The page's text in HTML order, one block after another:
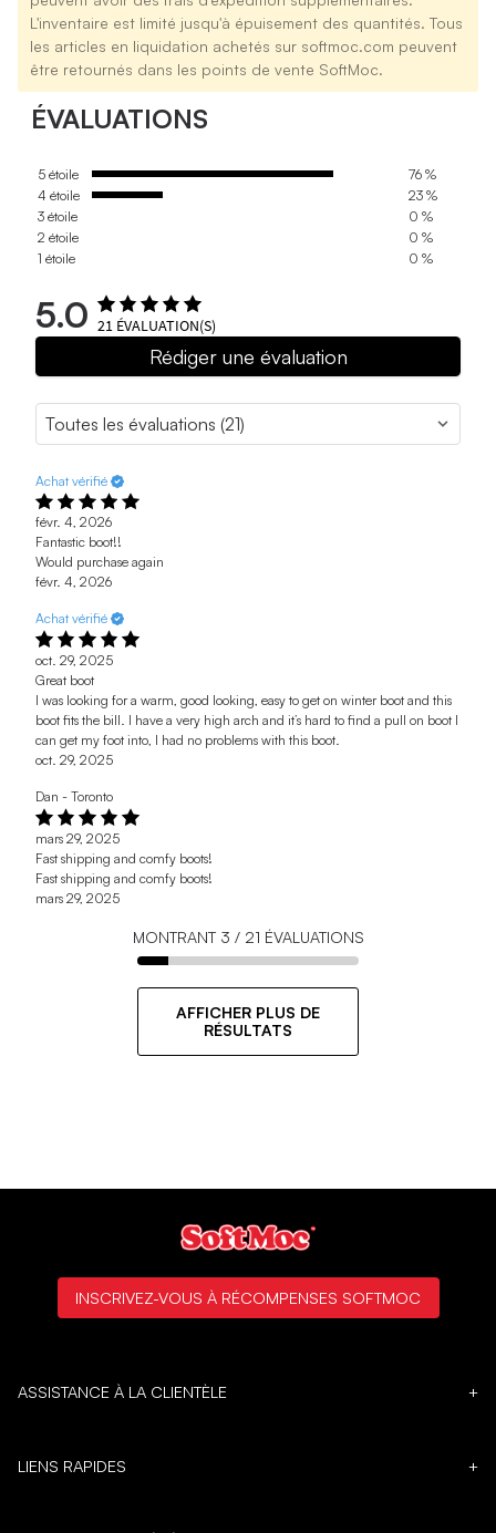
L'inventaire est limité jusqu'à épuisement des quantités. Tous
les articles en liquidation achetés sur softmoc.com peuvent
être retournés dans les points de vente SoftMoc.
ÉVALUATIONS
5 étoile
76 %
4 étoile
23 %
3 étoile
0 %
2 étoile
0 %
1 étoile
0 %
5.0 21 ÉVALUATION(S)
Rédiger une évaluation
Achat vérifié
févr. 4, 2026
Fantastic boot!!
Would purchase again
févr. 4, 2026
Achat vérifié
oct. 29, 2025
Great boot
I was looking for a warm, good looking, easy to get on winter boot and this
boot fits the bill. I have a very high arch and it’s hard to find a pull on boot I
can get my foot into, I had no problems with this boot.
oct. 29, 2025
Dan - Toronto
mars 29, 2025
Fast shipping and comfy boots!
Fast shipping and comfy boots!
mars 29, 2025
MONTRANT 3 / 21 ÉVALUATIONS
AFFICHER PLUS DE
RÉSULTATS
ASSISTANCE À LA CLIENTÈLE +
LIENS RAPIDES +
INSCRIVEZ-VOUS À RÉCOMPENSES SOFTMOC